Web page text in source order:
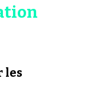
les